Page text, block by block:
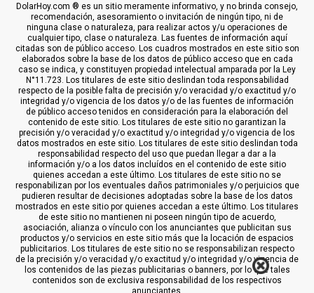
DolarHoy.com ® es un sitio meramente informativo, y no brinda consejo,
recomendación, asesoramiento o invitación de ningún tipo, ni de
ninguna clase o naturaleza, para realizar actos y/u operaciones de
cualquier tipo, clase o naturaleza. Las fuentes de información aquí
citadas son de público acceso. Los cuadros mostrados en este sitio son
elaborados sobre la base de los datos de público acceso que en cada
caso se indica, y constituyen propiedad intelectual amparada por la Ley
N°11.723. Los titulares de este sitio deslindan toda responsabilidad
respecto de la posible falta de precisión y/o veracidad y/o exactitud y/o
integridad y/o vigencia de los datos y/o de las fuentes de información
de público acceso tenidos en consideración para la elaboración del
contenido de este sitio. Los titulares de este sitio no garantizan la
precisión y/o veracidad y/o exactitud y/o integridad y/o vigencia de los
datos mostrados en este sitio. Los titulares de este sitio deslindan toda
responsabilidad respecto del uso que puedan llegar a dar a la
información y/o a los datos incluídos en el contenido de este sitio
quienes accedan a este último. Los titulares de este sitio no se
responabilizan por los eventuales daños patrimoniales y/o perjuicios que
pudieren resultar de decisiones adoptadas sobre la base de los datos
mostrados en este sitio por quienes accedan a este último. Los titulares
de este sitio no mantienen ni poseen ningún tipo de acuerdo,
asociación, alianza o vínculo con los anunciantes que publicitan sus
productos y/o servicios en este sitio más que la locación de espacios
publicitarios. Los titulares de este sitio no se responsabilizan respecto
de la precisión y/o veracidad y/o exactitud y/o integridad y/o vigencia de
los contenidos de las piezas publicitarias o banners, por lo que tales
contenidos son de exclusiva responsabilidad de los respectivos
anunciantes.